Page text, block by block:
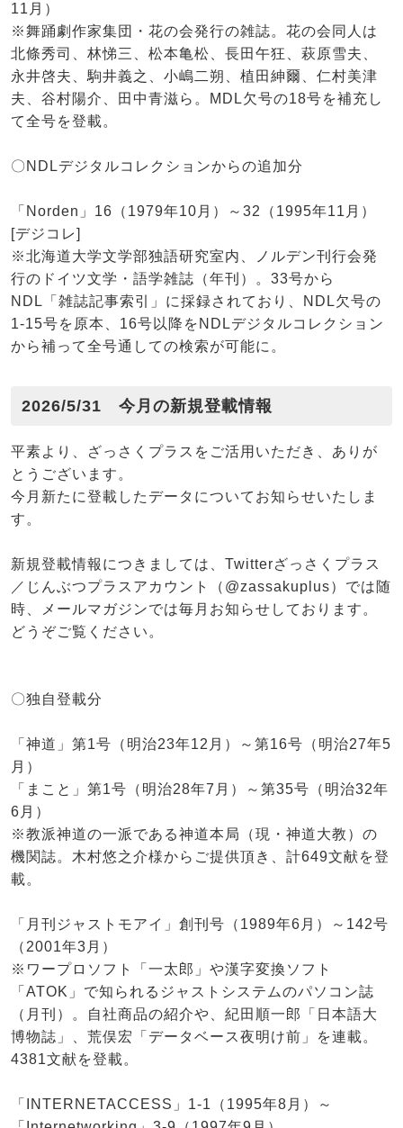
11月）
※舞踊劇作家集団・花の会発行の雑誌。花の会同人は
北條秀司、林悌三、松本亀松、長田午狂、萩原雪夫、
永井啓夫、駒井義之、小嶋二朔、植田紳爾、仁村美津
夫、谷村陽介、田中青滋ら。MDL欠号の18号を補充し
て全号を登載。
〇NDLデジタルコレクションからの追加分
「Norden」16（1979年10月）～32（1995年11月）
[デジコレ]
※北海道大学文学部独語研究室内、ノルデン刊行会発
行のドイツ文学・語学雑誌（年刊）。33号から
NDL「雑誌記事索引」に採録されており、NDL欠号の
1-15号を原本、16号以降をNDLデジタルコレクション
から補って全号通しての検索が可能に。
2026/5/31 今月の新規登載情報
平素より、ざっさくプラスをご活用いただき、ありが
とうございます。
今月新たに登載したデータについてお知らせいたしま
す。
新規登載情報につきましては、Twitterざっさくプラス
／じんぶつプラスアカウント（@zassakuplus）では随
時、メールマガジンでは毎月お知らせしております。
どうぞご覧ください。
〇独自登載分
「神道」第1号（明治23年12月）～第16号（明治27年5
月）
「まこと」第1号（明治28年7月）～第35号（明治32年
6月）
※教派神道の一派である神道本局（現・神道大教）の
機関誌。木村悠之介様からご提供頂き、計649文献を登
載。
「月刊ジャストモアイ」創刊号（1989年6月）～142号
（2001年3月）
※ワープロソフト「一太郎」や漢字変換ソフト
「ATOK」で知られるジャストシステムのパソコン誌
（月刊）。自社商品の紹介や、紀田順一郎「日本語大
博物誌」、荒俣宏「データベース夜明け前」を連載。
4381文献を登載。
「INTERNETACCESS」1-1（1995年8月）～